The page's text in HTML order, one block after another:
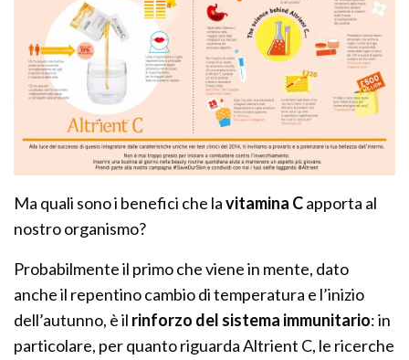
Ma quali sono i benefici che lavitamina Capporta al
nostro organismo?
Probabilmente il primo che viene in mente, dato
anche il repentino cambio di temperatura e l’inizio
dell’autunno, è il rinforzo del sistema immunitario: in
particolare, per quanto riguarda Altrient C, le ricerche